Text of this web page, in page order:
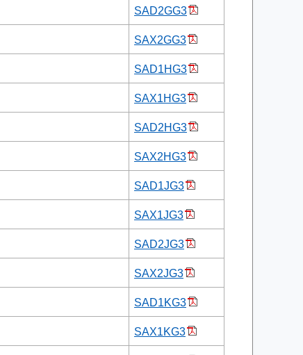
SAD2GG3
SAX2GG3
SAD1HG3
SAX1HG3
SAD2HG3
SAX2HG3
SAD1JG3
SAX1JG3
SAD2JG3
SAX2JG3
SAD1KG3
SAX1KG3